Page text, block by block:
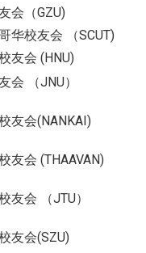
会（GZU)
华校友会 （SCUT)
友会 (HNU)
会 （JNU）
友会(NANKAI)
友会 (THAAVAN)
友会 （JTU）
友会(SZU)